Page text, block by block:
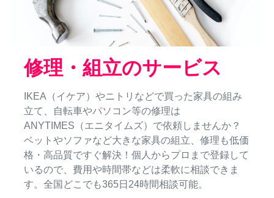
修理・組立のサービス
IKEA（イケア）やニトリなどで買った家具の組み
立て、自転車やパソコン等の修理は
ANYTIMES（エニタイムズ）で依頼しませんか？
ベットやソファなど大きな家具の組立、修理も低価
格・高品質ですぐ解決！個人からプロまで登録して
いるので、費用や時間帯などは柔軟に相談できま
す。全国どこでも365日24時間相談可能。